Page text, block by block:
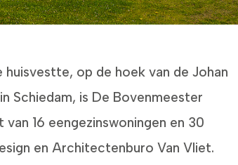
op de hoek van de Johan
Schiedam, is De Bovenmeester
16 eengezinswoningen en 30
en Architectenburo Van Vliet.